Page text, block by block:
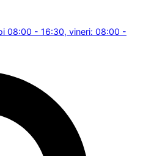
08:00 - 16:30, vineri: 08:00 -